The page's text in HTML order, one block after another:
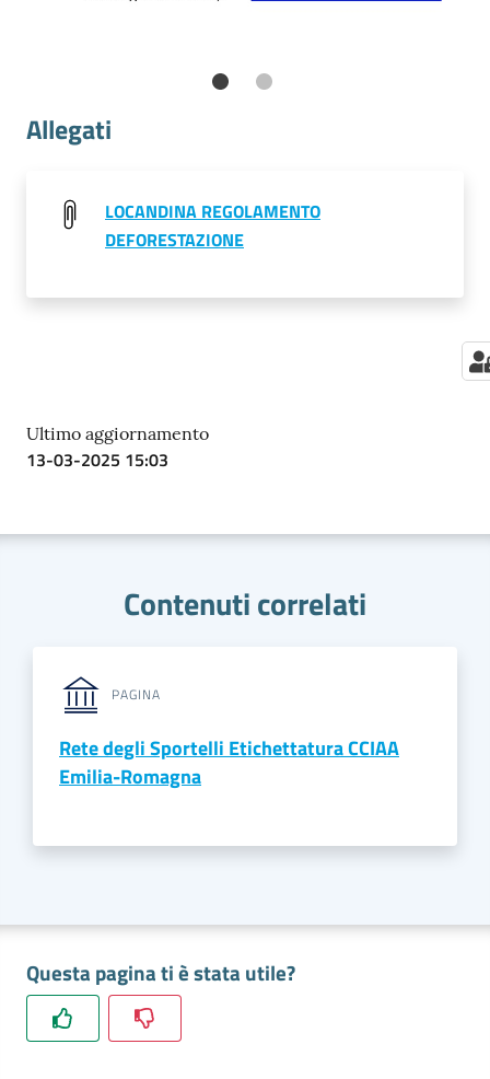
Allegati
LOCANDINA REGOLAMENTO
DEFORESTAZIONE
Ultimo aggiornamento
13-03-2025 15:03
Contenuti correlati
PAGINA
Rete degli Sportelli Etichettatura CCIAA
Emilia-Romagna
Questa pagina ti è stata utile?